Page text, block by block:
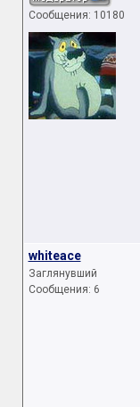
Сообщения: 10180
whiteace
Заглянувший
Сообщения: 6